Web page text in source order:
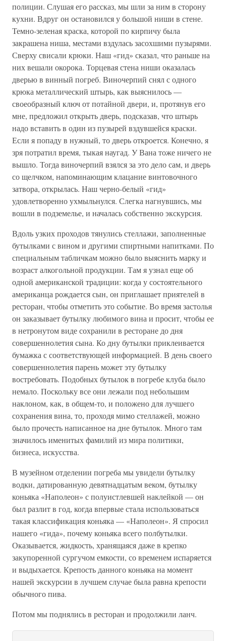
полиции. Слушая его рассказ, мы шли за ним в сторону
кухни. Вдруг он остановился у большой ниши в стене.
Темно-зеленая краска, которой по кирпичу была
закрашена ниша, местами вздулась засохшими пузырями.
Сверху свисали крюки. Наш «гид» сказал, что раньше на
них вешали окорока. Торцевая стена ниши оказалась
дверью в винный погреб. Виночерпий снял с одного
крюка металлический штырь, как выяснилось —
своеобразный ключ от потайной двери, и, протянув его
мне, предложил открыть дверь, подсказав, что штырь
надо вставить в один из пузырей вздувшейся краски.
Если я попаду в нужный, то дверь откроется. Конечно, я
зря потратил время, тыкая наугад. У Вана тоже ничего не
вышло. Тогда виночерпий взялся за это дело сам, и дверь
со щелчком, напоминающим клацание винтовочного
затвора, открылась. Наш черно-белый «гид»
удовлетворенно ухмыльнулся. Слегка нагнувшись, мы
вошли в подземелье, и началась собственно экскурсия.
Вдоль узких проходов тянулись стеллажи, заполненные
бутылками с вином и другими спиртными напитками. По
специальным табличкам можно было выяснить марку и
возраст алкогольной продукции. Там я узнал еще об
одной американской традиции: когда у состоятельного
американца рождается сын, он приглашает приятелей в
ресторан, чтобы отметить это событие. Во время застолья
он заказывает бутылку любимого вина и просит, чтобы ее
в нетронутом виде сохранили в ресторане до дня
совершеннолетия сына. Ко дну бутылки приклеивается
бумажка с соответствующей информацией. В день своего
совершеннолетия парень может эту бутылку
востребовать. Подобных бутылок в погребе клуба было
немало. Поскольку все они лежали под небольшим
наклоном, как, в общем-то, и положено для лучшего
сохранения вина, то, проходя мимо стеллажей, можно
было прочесть написанное на дне бутылок. Много там
значилось именитых фамилий из мира политики,
бизнеса, искусства.
В музейном отделении погреба мы увидели бутылку
водки, датированную девятнадцатым веком, бутылку
коньяка «Наполеон» с полуистлевшей наклейкой — он
был разлит в год, когда впервые стала использоваться
такая классификация коньяка — «Наполеон». Я спросил
нашего «гида», почему коньяка всего полбутылки.
Оказывается, жидкость, хранящаяся даже в крепко
закупоренной сургучом емкости, со временем испаряется
и выдыхается. Крепость данного коньяка на момент
нашей экскурсии в лучшем случае была равна крепости
обычного пива.
Потом мы поднялись в ресторан и продолжили ланч.